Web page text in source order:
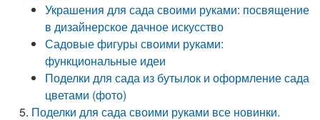
Украшения для сада своими руками: посвящение
в дизайнерское дачное искусство
Садовые фигуры своими руками:
функциональные идеи
Поделки для сада из бутылок и оформление сада
цветами (фото)
Поделки для сада своими руками все новинки.